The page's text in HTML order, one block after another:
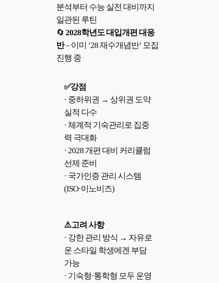
분석부터 수능 실전 대비까지
일관된 루틴
🔄2028학년도 대입개편 대응
반– 이미 ’28 재수개념반’ 모집
진행 중
✅강점
· 중하위권 → 상위권 도약
실적 다수
· 체계적 기숙관리로 집중
력 극대화
· 2028 개편 대비 커리큘럼
선제 준비
· 국가인증 관리 시스템
(ISO·이노비즈)
⚠️고려 사항
· 강한 관리 방식 → 자유로
운 스타일 학생에겐 부담
가능
· 기숙형·통학형 모두 운영